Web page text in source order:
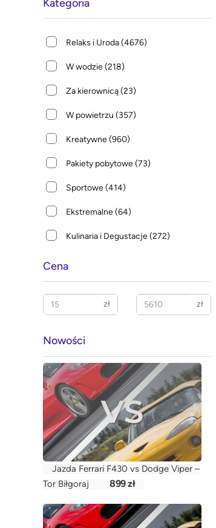
Kategoria
Relaks i Uroda(4676)
W wodzie(218)
Za kierownicą(23)
W powietrzu (357)
Kreatywne(960)
Pakiety pobytowe(73)
Sportowe(414)
Ekstremalne(64)
Kulinaria i Degustacje(272)
Cena
zł zł
Nowości
Jazda Ferrari F430 vs Dodge Viper –
Tor Biłgoraj
899 zł